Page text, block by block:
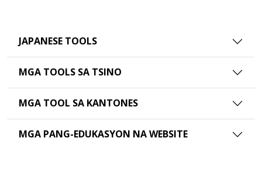
JAPANESE TOOLS
MGA TOOLS SA TSINO
MGA TOOL SA KANTONES
MGA PANG-EDUKASYON NA WEBSITE